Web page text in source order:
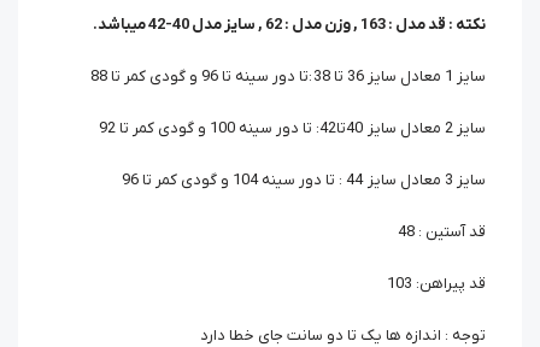
نکته : قد مدل : 163 , وزن مدل : 62 , سایز مدل 40-42 میباشد.
سایز 1 معادل سایز 36 تا 38 :تا دور سینه تا 96 و گودی کمر تا 88
سایز 2 معادل سایز 40تا42: تا دور سینه 100 و گودی کمر تا 92
سایز 3 معادل سایز 44 : تا دور سینه 104 و گودی کمر تا 96
قد آستین : 48
قد پیراهن: 103
توجه : اندازه ها یک تا دو سانت جای خطا دارد